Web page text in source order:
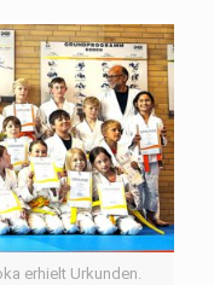
erhielt Urkunden.